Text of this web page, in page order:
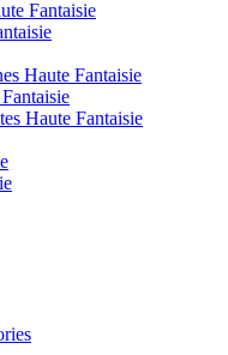
Fantaisie
Haute Fantaisie
Haute Fantaisie